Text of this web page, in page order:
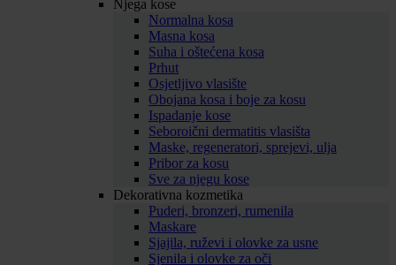
Njega kose
Normalna kosa
Masna kosa
Suha i oštećena kosa
Prhut
Osjetljivo vlasište
Obojana kosa i boje za kosu
Ispadanje kose
Seboroični dermatitis vlasišta
Maske, regeneratori, sprejevi, ulja
Pribor za kosu
Sve za njegu kose
Dekorativna kozmetika
Puderi, bronzeri, rumenila
Maskare
Sjajila, ruževi i olovke za usne
Sjenila i olovke za oči